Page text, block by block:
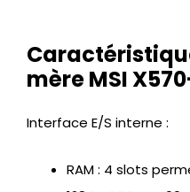
mère MSI
Interface E/S interne :
RAM : 4 slots